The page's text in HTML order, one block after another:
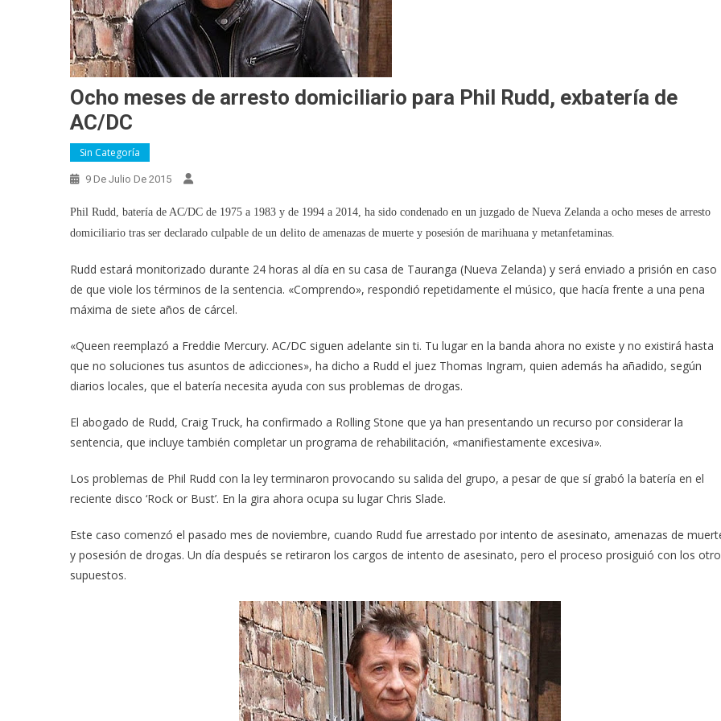
Ocho meses de arresto domiciliario para Phil Rudd, exbatería de
AC/DC
Sin Categoría
9 De Julio De 2015
Phil Rudd, batería de AC/DC de 1975 a 1983 y de 1994 a 2014, ha sido condenado en un juzgado de Nueva Zelanda a ocho meses de arresto
domiciliario tras ser declarado culpable de un delito de amenazas de muerte y posesión de marihuana y metanfetaminas.
Rudd estará monitorizado durante 24 horas al día en su casa de Tauranga (Nueva Zelanda) y será enviado a prisión en caso
de que viole los términos de la sentencia. «Comprendo», respondió repetidamente el músico, que hacía frente a una pena
máxima de siete años de cárcel.
«Queen reemplazó a Freddie Mercury. AC/DC siguen adelante sin ti. Tu lugar en la banda ahora no existe y no existirá hasta
que no soluciones tus asuntos de adicciones», ha dicho a Rudd el juez Thomas Ingram, quien además ha añadido, según
diarios locales, que el batería necesita ayuda con sus problemas de drogas.
El abogado de Rudd, Craig Truck, ha confirmado a Rolling Stone que ya han presentando un recurso por considerar la
sentencia, que incluye también completar un programa de rehabilitación, «manifiestamente excesiva».
Los problemas de Phil Rudd con la ley terminaron provocando su salida del grupo, a pesar de que sí grabó la batería en el
reciente disco ‘Rock or Bust’. En la gira ahora ocupa su lugar Chris Slade.
Este caso comenzó el pasado mes de noviembre, cuando Rudd fue arrestado por intento de asesinato, amenazas de
y posesión de drogas. Un día después se retiraron los cargos de intento de asesinato, pero el proceso prosiguió con los
supuestos.